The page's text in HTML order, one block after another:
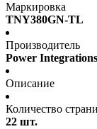
Маркировка
TNY380GN-TL
Производитель
Power Integrations
Описание
Количество
22 шт.